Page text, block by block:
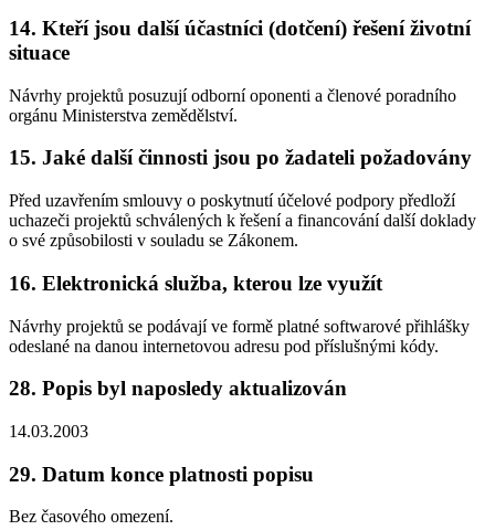
14. Kteří jsou další účastníci (dotčení) řešení životní
situace
Návrhy projektů posuzují odborní oponenti a členové poradního
orgánu Ministerstva zemědělství.
15. Jaké další činnosti jsou po žadateli požadovány
Před uzavřením smlouvy o poskytnutí účelové podpory předloží
uchazeči projektů schválených k řešení a financování další doklady
o své způsobilosti v souladu se Zákonem.
16. Elektronická služba, kterou lze využít
Návrhy projektů se podávají ve formě platné softwarové přihlášky
odeslané na danou internetovou adresu pod příslušnými kódy.
28. Popis byl naposledy aktualizován
14.03.2003
29. Datum konce platnosti popisu
Bez časového omezení.